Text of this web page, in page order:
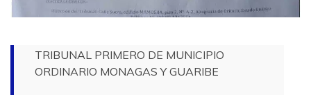
TRIBUNAL PRIMERO DE MUNICIPIO
ORDINARIO MONAGAS Y GUARIBE